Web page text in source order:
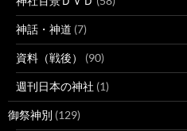
神話・神道 (7)
資料（戦後） (90)
週刊日本の神社 (1)
御祭神別 (129)